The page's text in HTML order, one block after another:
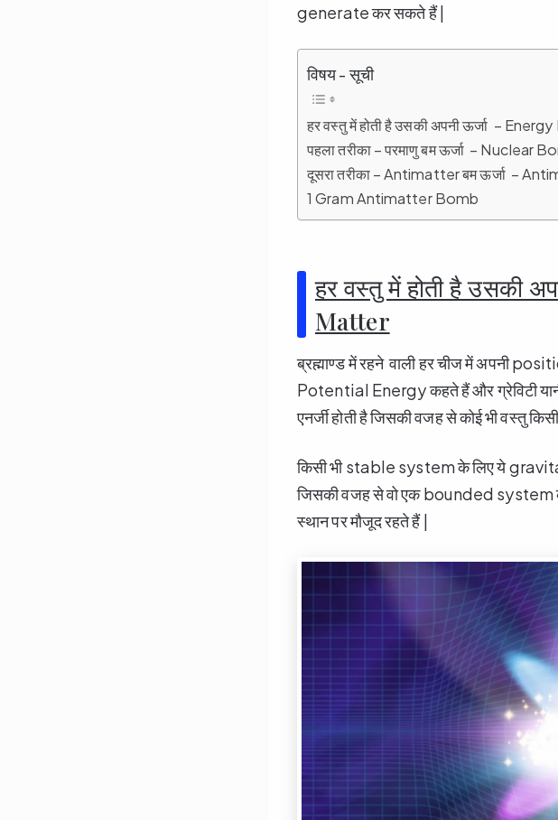
generate कर सकते हैं |
विषय - सूची
हर वस्तु में होती है उसकी अपनी ऊर्जा –
पहला तरीका – परमाणु बम ऊर्जा – Nuclear
दूसरा तरीका – Antimatter बम ऊर्जा –
1 Gram Antimatter Bomb
हर वस्तु में होती है उसकी
Matter
ब्रह्माण्ड में रहने वाली हर चीज में अपनी
Potential Energy कहते हैं और ग्रेविटी
एनर्जी होती है जिसकी वजह से कोई भी वस्तु
किसी भी stable system के लिए ये
जिसकी वजह से वो एक bounded
स्थान पर मौजूद रहते हैं |